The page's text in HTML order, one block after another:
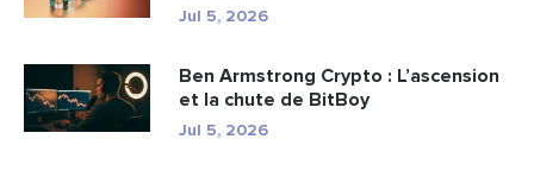
Jul 5, 2026
Ben Armstrong Crypto : L’ascension
et la chute de BitBoy
Jul 5, 2026